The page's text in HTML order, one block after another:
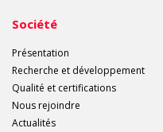
Société
Présentation
Recherche et développement
Qualité et certifications
Nous rejoindre
Actualités